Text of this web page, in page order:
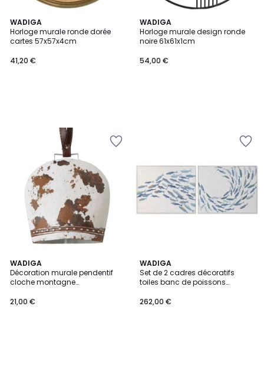
WADIGA
Horloge murale ronde dorée
cartes 57x57x4cm
41,20 €
WADIGA
Horloge murale design ronde
noire 61x61x1cm
54,00 €
WADIGA
Décoration murale pendentif
cloche montagne
21,00 €
WADIGA
Set de 2 cadres décoratifs
toiles banc de poissons
262,00 €